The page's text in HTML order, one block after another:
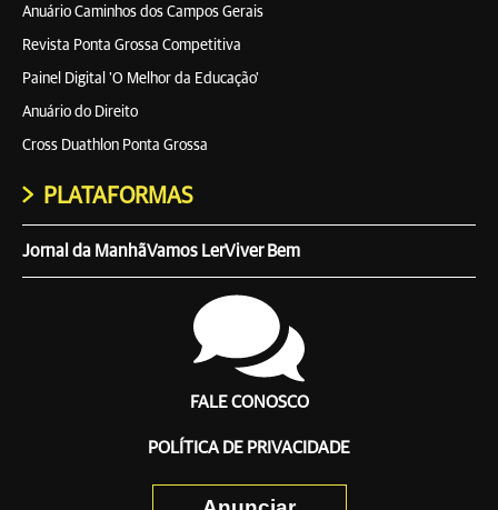
Anuário Caminhos dos Campos Gerais
Revista Ponta Grossa Competitiva
Painel Digital 'O Melhor da Educação'
Anuário do Direito
Cross Duathlon Ponta Grossa
PLATAFORMAS
Jornal da ManhãVamos LerViver Bem
FALE CONOSCO
POLÍTICA DE PRIVACIDADE